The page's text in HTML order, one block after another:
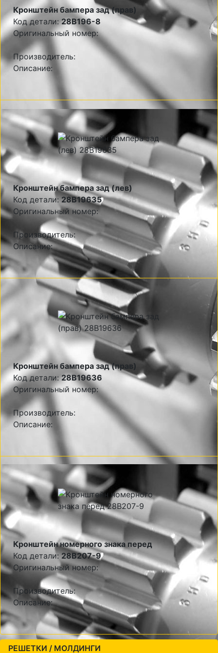
Кронштейн бампера зад (прав)
Код детали:28B196-8
Оригинальный номер:
Производитель:
Описание:
Кронштейн бампера зад (лев)
Код детали:28B19635
Оригинальный номер:
Производитель:
Описание:
Кронштейн бампера зад (прав)
Код детали:28B19636
Оригинальный номер:
Производитель:
Описание:
Кронштейн номерного знака перед
Код детали:28B207-9
Оригинальный номер:
Производитель:
Описание:
РЕШЕТКИ / МОЛДИНГИ